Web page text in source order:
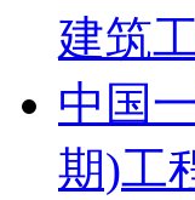
建筑
中国
期)工